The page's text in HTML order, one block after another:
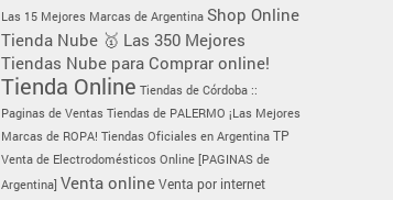
Las 15 Mejores Marcas de Argentina Shop Online
Tienda Nube 🥇 Las 350 Mejores
Tiendas Nube para Comprar online!
Tienda Online Tiendas de Córdoba ::
Paginas de Ventas Tiendas de PALERMO ¡Las Mejores
Marcas de ROPA! Tiendas Oficiales en Argentina TP
Venta de Electrodomésticos Online [PAGINAS de
Argentina] Venta online Venta por internet